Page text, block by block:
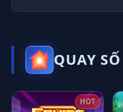
QUAY SỐ
HOT